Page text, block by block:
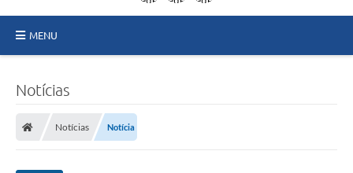
MENU
Meio Ambiente
Notícias
Notícias Notícia